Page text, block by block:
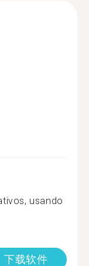
usando
下载软件